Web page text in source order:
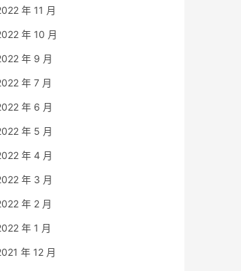
年 11 月
年 10 月
年 9 月
年 7 月
年 6 月
年 5 月
年 4 月
年 3 月
年 2 月
年 1 月
年 12 月